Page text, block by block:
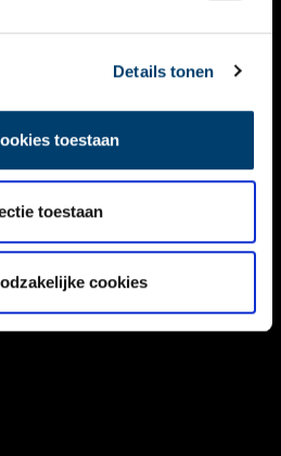
Details tonen
toestaan
toestaan
cookies